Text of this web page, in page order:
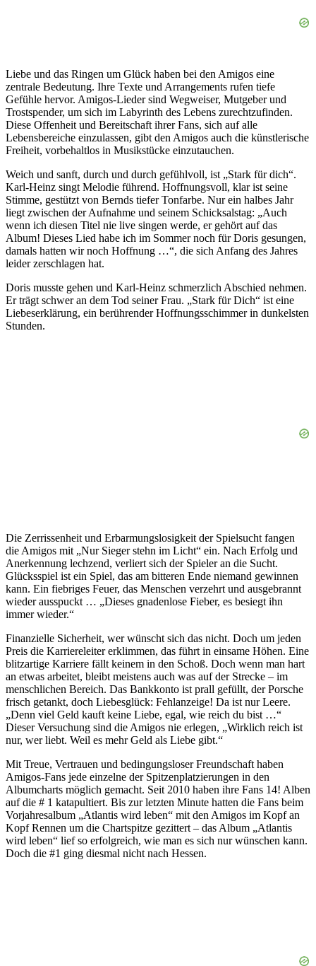
Liebe und das Ringen um Glück haben bei den Amigos eine
zentrale Bedeutung. Ihre Texte und Arrangements rufen tiefe
Gefühle hervor. Amigos-Lieder sind Wegweiser, Mutgeber und
Trostspender, um sich im Labyrinth des Lebens zurechtzufinden.
Diese Offenheit und Bereitschaft ihrer Fans, sich auf alle
Lebensbereiche einzulassen, gibt den Amigos auch die künstlerische
Freiheit, vorbehaltlos in Musikstücke einzutauchen.
Weich und sanft, durch und durch gefühlvoll, ist „Stark für dich“.
Karl-Heinz singt Melodie führend. Hoffnungsvoll, klar ist seine
Stimme, gestützt von Bernds tiefer Tonfarbe. Nur ein halbes Jahr
liegt zwischen der Aufnahme und seinem Schicksalstag: „Auch
wenn ich diesen Titel nie live singen werde, er gehört auf das
Album! Dieses Lied habe ich im Sommer noch für Doris gesungen,
damals hatten wir noch Hoffnung …“, die sich Anfang des Jahres
leider zerschlagen hat.
Doris musste gehen und Karl-Heinz schmerzlich Abschied nehmen.
Er trägt schwer an dem Tod seiner Frau. „Stark für Dich“ ist eine
Liebeserklärung, ein berührender Hoffnungsschimmer in dunkelsten
Stunden.
Die Zerrissenheit und Erbarmungslosigkeit der Spielsucht fangen
die Amigos mit „Nur Sieger stehn im Licht“ ein. Nach Erfolg und
Anerkennung lechzend, verliert sich der Spieler an die Sucht.
Glücksspiel ist ein Spiel, das am bitteren Ende niemand gewinnen
kann. Ein fiebriges Feuer, das Menschen verzehrt und ausgebrannt
wieder ausspuckt … „Dieses gnadenlose Fieber, es besiegt ihn
immer wieder.“
Finanzielle Sicherheit, wer wünscht sich das nicht. Doch um jeden
Preis die Karriereleiter erklimmen, das führt in einsame Höhen. Eine
blitzartige Karriere fällt keinem in den Schoß. Doch wenn man hart
an etwas arbeitet, bleibt meistens auch was auf der Strecke – im
menschlichen Bereich. Das Bankkonto ist prall gefüllt, der Porsche
frisch getankt, doch Liebesglück: Fehlanzeige! Da ist nur Leere.
„Denn viel Geld kauft keine Liebe, egal, wie reich du bist …“
Dieser Versuchung sind die Amigos nie erlegen, „Wirklich reich ist
nur, wer liebt. Weil es mehr Geld als Liebe gibt.“
Mit Treue, Vertrauen und bedingungsloser Freundschaft haben
Amigos-Fans jede einzelne der Spitzenplatzierungen in den
Albumcharts möglich gemacht. Seit 2010 haben ihre Fans 14! Alben
auf die # 1 katapultiert. Bis zur letzten Minute hatten die Fans beim
Vorjahresalbum „Atlantis wird leben“ mit den Amigos im Kopf an
Kopf Rennen um die Chartspitze gezittert – das Album „Atlantis
wird leben“ lief so erfolgreich, wie man es sich nur wünschen kann.
Doch die #1 ging diesmal nicht nach Hessen.